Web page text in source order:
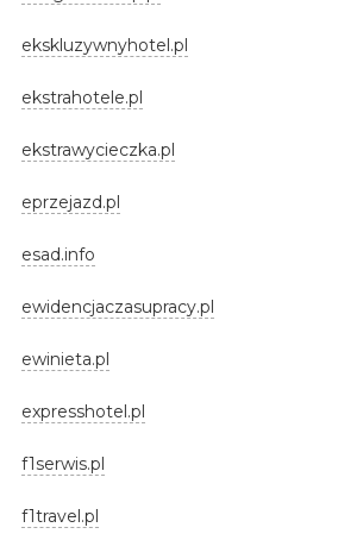
ekskluzywnyhotel.pl
ekstrahotele.pl
ekstrawycieczka.pl
eprzejazd.pl
esad.info
ewidencjaczasupracy.pl
ewinieta.pl
expresshotel.pl
f1serwis.pl
f1travel.pl